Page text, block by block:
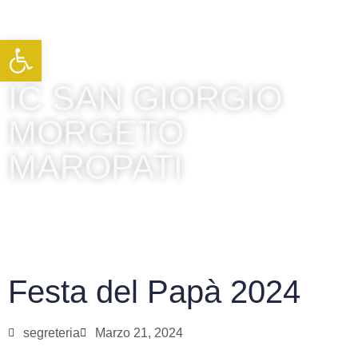
IC SAN GIORGIO
MORGETO
MAROPATI
Festa del Papà 2024
segreteria Marzo 21, 2024
Apri la barra degli strumenti